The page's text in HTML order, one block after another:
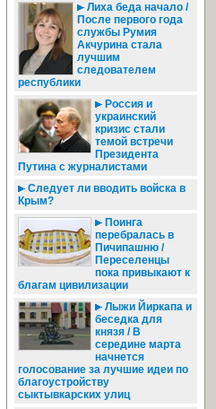
Лиха беда начало /
После первого года
службы Румия
Акчурина стала
лучшим
следователем
республики
Россия и
украинский
кризис стали
темой встречи
Президента
Путина с журналистами
Следует ли вводить войска в
Крым?
Поинга
перебралась в
Пичипашню /
Переселенцы
пока привыкают к
благам цивилизации
Лыжи Йиркапа и
беседка для
князя / В
середине марта
начнется
голосование за лучшие идеи по
благоустройству
сыктывкарских улиц